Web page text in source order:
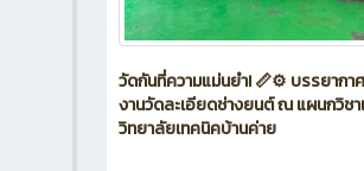
วัดกันที่ความแม่นยำ! 📏⚙️ บรรยากา
งานวัดละเอียดช่างยนต์ ณ แผนกวิช
วิทยาลัยเทคนิคบ้านค่าย